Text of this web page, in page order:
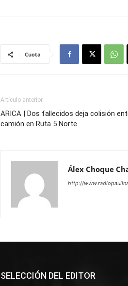
Cuota
Artículo anterior
ARICA | Dos fallecidos deja colisión
camión en Ruta 5 Norte
Álex Choque
http://
SELECCIÓN DEL EDITOR